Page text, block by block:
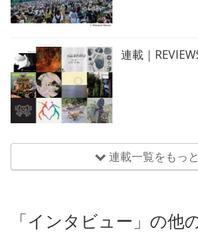
連載｜
連載一覧をもっ
「インタビュー」の他